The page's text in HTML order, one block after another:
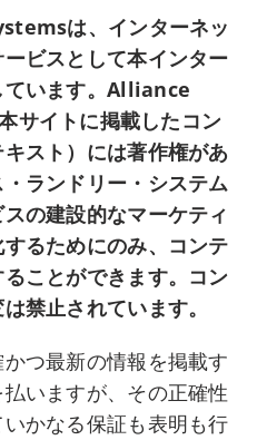
ン
は、インターネッ
ビスとして本インター
ています。Alliance
イトに掲載したコン
スト）には著作権があ
ランドリー・システム
の建設的なマーケティ
るためにのみ、コンテ
ことができます。コン
禁止されています。
つ最新の情報を掲載す
いますが、その正確性
かなる保証も表明も行